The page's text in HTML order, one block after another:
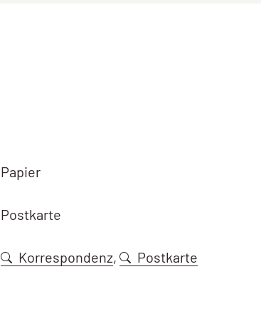
Papier
Postkarte
Korrespondenz, Postkarte